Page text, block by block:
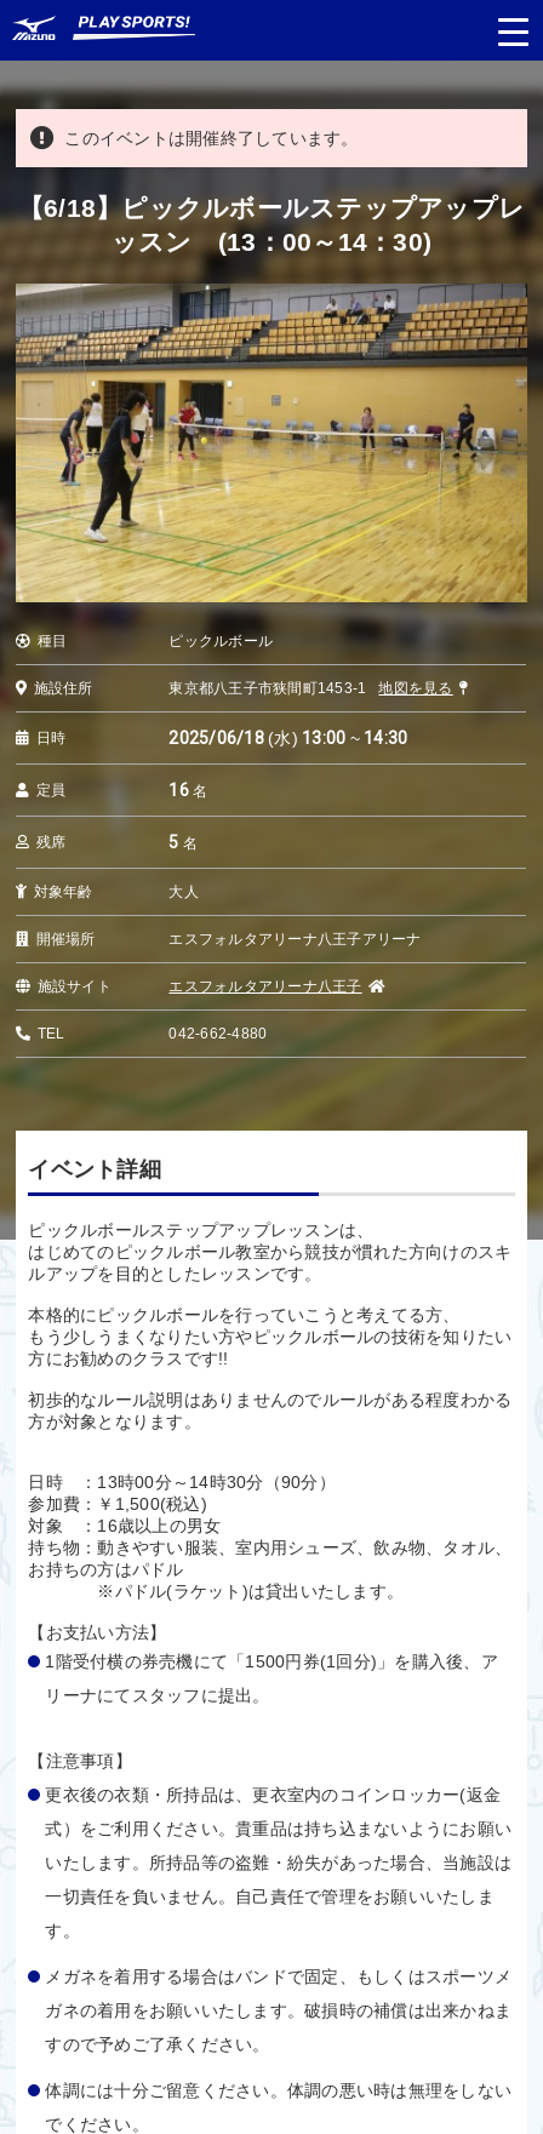
から探す
日程から探す
対象年齢から探す
このイベントは開催終了しています。
【6/18】ピックルボールステップアップレ
ッスン (13：00～14：30)
種目 ピックルボール
施設住所 東京都八王子市狭間町1453-1 地図を見る
日時 2025/06/18 (水) 13:00 ~ 14:30
定員 16名
残席 5 名
対象年齢 大人
開催場所 エスフォルタアリーナ八王子アリーナ
施設サイト エスフォルタアリーナ八王子
TEL 042-662-4880
イベント詳細
ピックルボールステップアップレッスンは、
はじめてのピックルボール教室から競技が慣れた方向けのスキ
ルアップを目的としたレッスンです。
本格的にピックルボールを行っていこうと考えてる方、
もう少しうまくなりたい方やピックルボールの技術を知りたい
方にお勧めのクラスです!!
初歩的なルール説明はありませんのでルールがある程度わかる
方が対象となります。
日時 ：13時00分～14時30分（90分）
参加費：￥1,500(税込)
対象 ：16歳以上の男女
持ち物：動きやすい服装、室内用シューズ、飲み物、タオル、
お持ちの方はパドル
※パドル(ラケット)は貸出いたします。
【お支払い方法】
1階受付横の券売機にて「1500円券(1回分)」を購入後、ア
リーナにてスタッフに提出。
【注意事項】
更衣後の衣類・所持品は、更衣室内のコインロッカー(返金
式）をご利用ください。貴重品は持ち込まないようにお願い
いたします。所持品等の盗難・紛失があった場合、当施設は
一切責任を負いません。自己責任で管理をお願いいたしま
す。
メガネを着用する場合はバンドで固定、もしくはスポーツメ
ガネの着用をお願いいたします。破損時の補償は出来かねま
すので予めご了承ください。
体調には十分ご留意ください。体調の悪い時は無理をしない
でください。